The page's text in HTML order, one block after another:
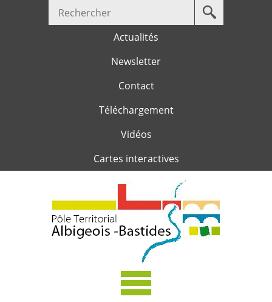
Jump to navigation
Votre
recherche
Actualités
Newsletter
Contact
Téléchargement
Vidéos
Cartes interactives